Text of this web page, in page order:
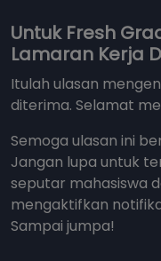
Untuk Fresh
Lamaran Kerja
Itulah ulasan
diterima. Selamat
Semoga ulasan ini
Jangan lupa untuk
seputar mahasiswa
mengaktifkan
Sampai jumpa!